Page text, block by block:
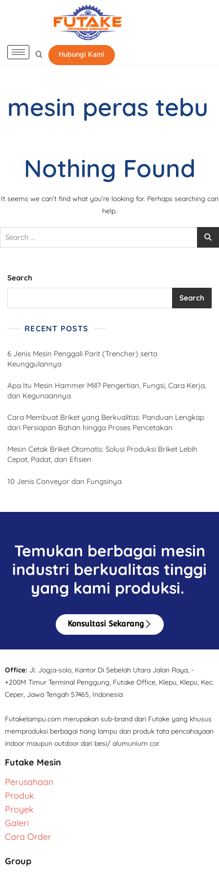
Hubungi Kami
mesin peras tebu
Nothing Found
It seems we can’t find what you’re looking for. Perhaps searching can
help.
Search
Search
RECENT POSTS
6 Jenis Mesin Penggali Parit (Trencher) serta
Keunggulannya
Apa Itu Mesin Hammer Mill? Pengertian, Fungsi, Cara Kerja,
dan Kegunaannya
Cara Membuat Briket yang Berkualitas: Panduan Lengkap
dari Persiapan Bahan hingga Proses Pencetakan
Mesin Cetak Briket Otomatis: Solusi Produksi Briket Lebih
Cepat, Padat, dan Efisien
10 Jenis Conveyor dan Fungsinya
Temukan berbagai mesin
industri berkualitas tinggi
yang kami produksi.
Konsultasi Sekarang
Office: Jl. Jogja-solo, Kantor Di Sebelah Utara Jalan Raya, -
+200M Timur Terminal Penggung, Futake Office, Klepu, Klepu, Kec.
Ceper, Jawa Tengah 57465, Indonesia
Futakelampu.com merupakan sub-brand dari Futake yang khusus
memproduksi berbagai tiang lampu dan produk tata pencahayaan
indoor maupun outdoor dari besi/ alumunium cor.
Futake Mesin
Perusahaan
Produk
Proyek
Galeri
Cara Order
Group